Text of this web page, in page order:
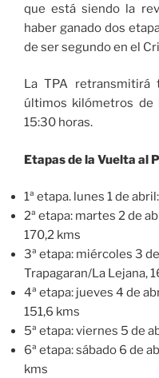
que está siendo la
haber ganado dos
de ser segundo en el
La TPA
últimos kilómetros de
15:30 horas.
Etapas de la Vuelta al
1ª etapa. lunes 1 de
2ª etapa: martes 2 de
170,2 kms
3ª etapa: miércoles 3
Trapagaran/La Lejana,
4ª etapa: jueves 4 de
151,6 kms
5ª etapa: viernes 5 de
6ª etapa: sábado 6 de
kms